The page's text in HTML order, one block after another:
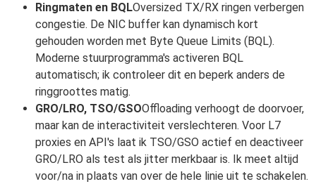
Ringmaten en BQLOversized TX/RX ringen verbergen
congestie. De NIC buffer kan dynamisch kort
gehouden worden met Byte Queue Limits (BQL).
Moderne stuurprogramma's activeren BQL
automatisch; ik controleer dit en beperk anders de
ringgroottes matig.
GRO/LRO, TSO/GSOOffloading verhoogt de doorvoer,
maar kan de interactiviteit verslechteren. Voor L7
proxies en API's laat ik TSO/GSO actief en deactiveer
GRO/LRO als test als jitter merkbaar is. Ik meet altijd
voor/na in plaats van over de hele linie uit te schakelen.